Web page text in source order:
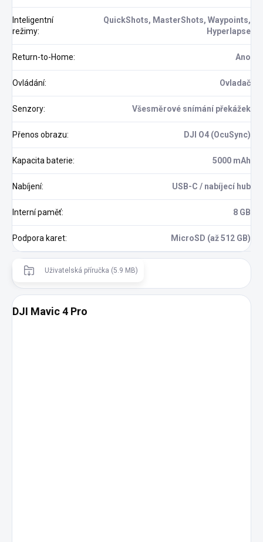
Inteligentní
režimy:
QuickShots, MasterShots, Waypoints,
Hyperlapse
Return-to-Home: Ano
Ovládání: Ovladač
Senzory: Všesměrové snímání překážek
Přenos obrazu: DJI O4 (OcuSync)
Kapacita baterie: 5000 mAh
Nabíjení: USB-C / nabíjecí hub
Interní paměť: 8 GB
Podpora karet: MicroSD (až 512 GB)
Uživatelská příručka (5.9 MB)
DJI Mavic 4 Pro